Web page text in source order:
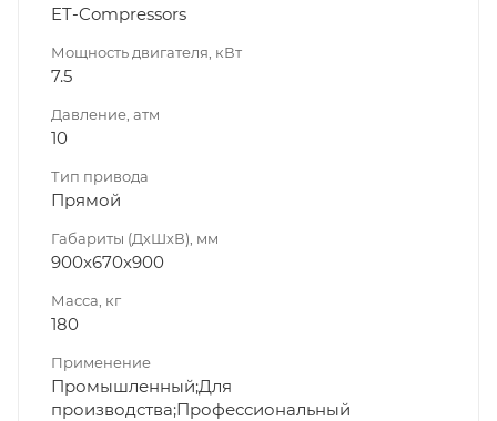
ET-Compressors
Мощность двигателя, кВт
7.5
Давление, атм
10
Тип привода
Прямой
Габариты (ДхШхВ), мм
900x670x900
Масса, кг
180
Применение
Промышленный;Для
производства;Профессиональный